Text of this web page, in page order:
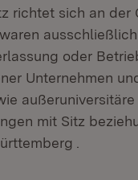
richtet sich an
oder
Unternehmen
mit Sitz
.